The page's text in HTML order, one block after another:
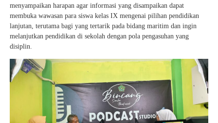
menyampaikan harapan agar informasi yang disampaikan dapat
membuka wawasan para siswa kelas IX mengenai pilihan pendidikan
lanjutan, terutama bagi yang tertarik pada bidang maritim dan ingin
melanjutkan pendidikan di sekolah dengan pola pengasuhan yang
disiplin.